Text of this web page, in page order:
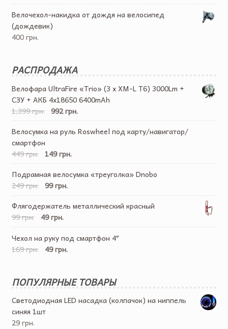
Велочехол-накидка от дождя на велосипед
(дождевик)
400 грн.
РАСПРОДАЖА
Велофара UltraFire «Trio» (3 x XM-L T6) 3000Lm +
СЗУ + АКБ 4х18650 6400mAh
1,399 грн. 992 грн.
Велосумка на руль Roswheel под карту/навигатор/
смартфон
449 грн.
149 грн.
Подрамная велосумка «треуголка» Dnobo
249 грн. 99 грн.
Флягодержатель металлический красный
99 грн.
49 грн.
Чехол на руку под смартфон 4″
169 грн.
49 грн.
ПОПУЛЯРНЫЕ ТОВАРЫ
Светодиодная LED насадка (колпачок) на ниппель
синяя 1шт
29 грн.